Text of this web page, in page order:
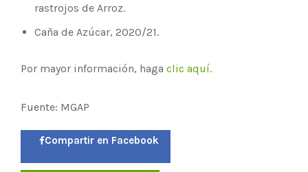
rastrojos de Arroz.
Caña de Azúcar, 2020/21.
Por mayor información, haga clic aquí.
Fuente: MGAP
Compartir en Facebook